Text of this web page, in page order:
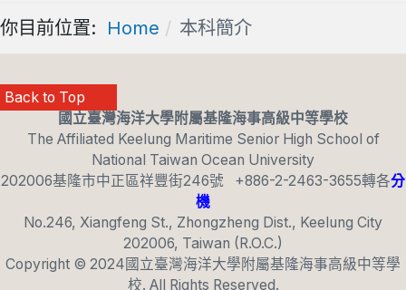
你目前位置: Home 本科簡介
Back to Top
國立臺灣海洋大學附屬基隆海事高級中等學校
The Affiliated Keelung Maritime Senior High School of
National Taiwan Ocean University
202006基隆市中正區祥豐街246號 +886-2-2463-3655轉各分
機
No.246, Xiangfeng St., Zhongzheng Dist., Keelung City
202006, Taiwan (R.O.C.)
Copyright © 2024國立臺灣海洋大學附屬基隆海事高級中等學
校. All Rights Reserved.
T4_BACK_TO_TOP